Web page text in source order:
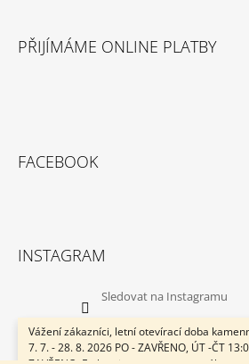
Vážení zákazníci, letní otevírací doba
7. 7. - 28. 8. 2026 PO - ZAVŘENO, ÚT -ČT
PŘIJÍMÁME ONLINE PLATBY
FACEBOOK
INSTAGRAM
Sledovat na Instagramu